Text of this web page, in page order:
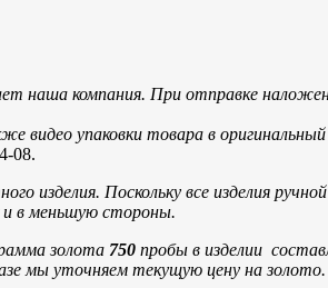
наша компания. При отправке
упаковки товара в
08.
изделия. Поскольку все изделия
и в меньшую стороны.
золота 750 пробы в изделии
мы уточняем текущую цену на золото.